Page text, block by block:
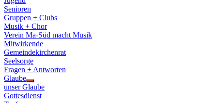
Senioren
Gruppen + Clubs
Musik + Chor
Verein Ma-Süd macht Musik
Mitwirkende
Gemeindekirchenrat
Seelsorge
Fragen + Antworten
Glaube
Show
sub
menu
unser Glaube
Gottesdienst